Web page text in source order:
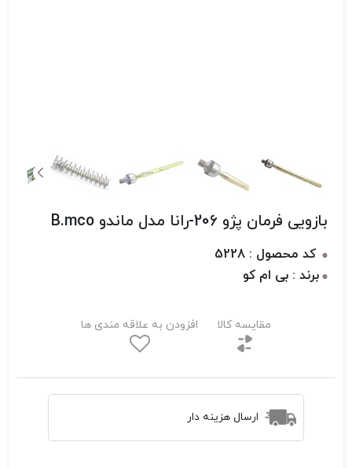
بازویی فرمان پژو 206-رانا مدل ماندو B.mco
کد محصول : 5228
برند : بی ام کو
مقایسه کالا افزودن به علاقه مندی ها
ارسال هزینه دار